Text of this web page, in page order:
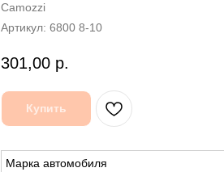
Camozzi
Артикул: 6800 8-10
301,00 р.
Купить
Марка автомобиля